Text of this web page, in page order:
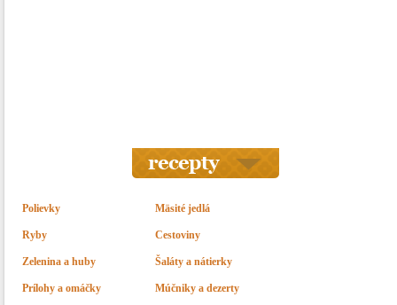
Polievky Mäsité jedlá
Ryby Cestoviny
Zelenina a huby Šaláty a nátierky
Prílohy a omáčky Múčniky a dezerty